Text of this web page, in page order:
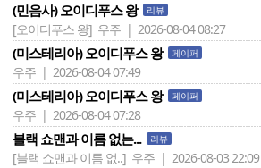
(민음사) 오이디푸스 왕 리뷰
[오이디푸스 왕] 우주 | 2026-08-04 08:27
(미스테리아) 오이디푸스 왕 페이퍼
우주 | 2026-08-04 07:49
(미스테리아) 오이디푸스 왕 페이퍼
우주 | 2026-08-04 07:28
블랙 쇼맨과 이름 없는... 리뷰
[블랙 쇼맨과 이름 없..] 우주 | 2026-08-03 22:09